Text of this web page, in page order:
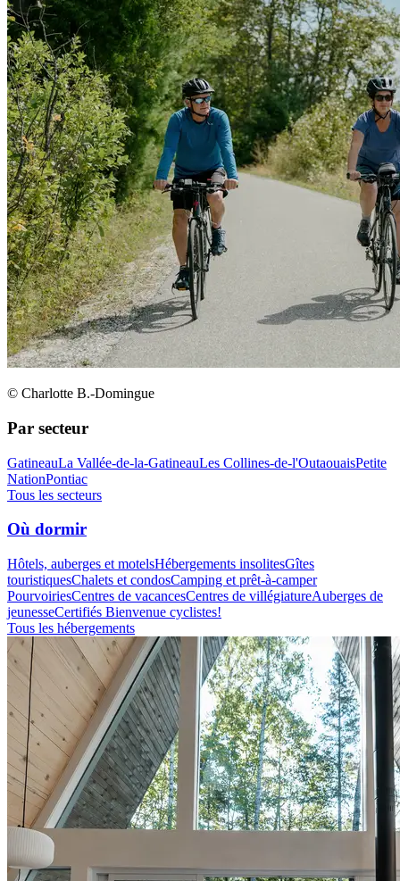
© Charlotte B.-Domingue
Par secteur
GatineauLa Vallée-de-la-GatineauLes Collines-de-l'OutaouaisPetite
NationPontiac
Tous les secteurs
Où dormir
Hôtels, auberges et motelsHébergements insolitesGîtes
touristiquesChalets et condosCamping et prêt-à-camper
PourvoiriesCentres de vacancesCentres de villégiatureAuberges de
jeunesseCertifiés Bienvenue cyclistes!
Tous les hébergements